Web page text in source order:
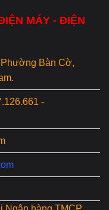
MÁY - ĐIỆN
Bàn Cờ,
-